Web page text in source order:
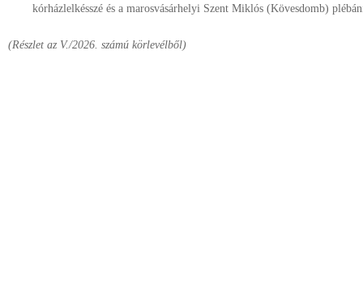
kórházlelkésszé és a marosvásárhelyi Szent Miklós (Kövesdomb)
(Részlet az V./2026. számú körlevélből)